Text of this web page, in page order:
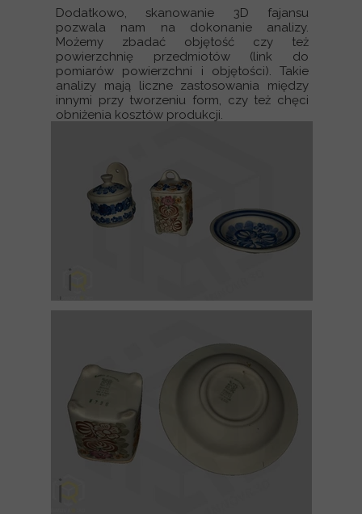
Dodatkowo, skanowanie 3D fajansu
pozwala nam na dokonanie analizy.
Możemy zbadać objętość czy też
powierzchnię przedmiotów (link do
pomiarów powierzchni i objętości). Takie
analizy mają liczne zastosowania między
innymi przy tworzeniu form, czy też chęci
obniżenia kosztów produkcji.